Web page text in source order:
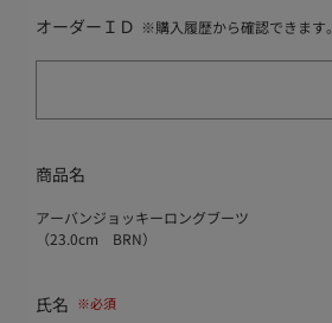
オーダーＩＤ ※購入履歴から確認できます。
商品名
アーバンジョッキーロングブーツ
（23.0cm BRN）
氏名